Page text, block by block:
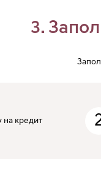
3.
на кредит